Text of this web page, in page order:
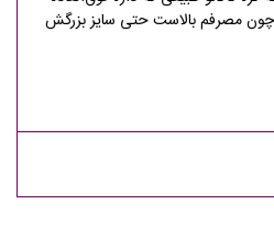
مصرفم بالاست حتی سایز بزرگش